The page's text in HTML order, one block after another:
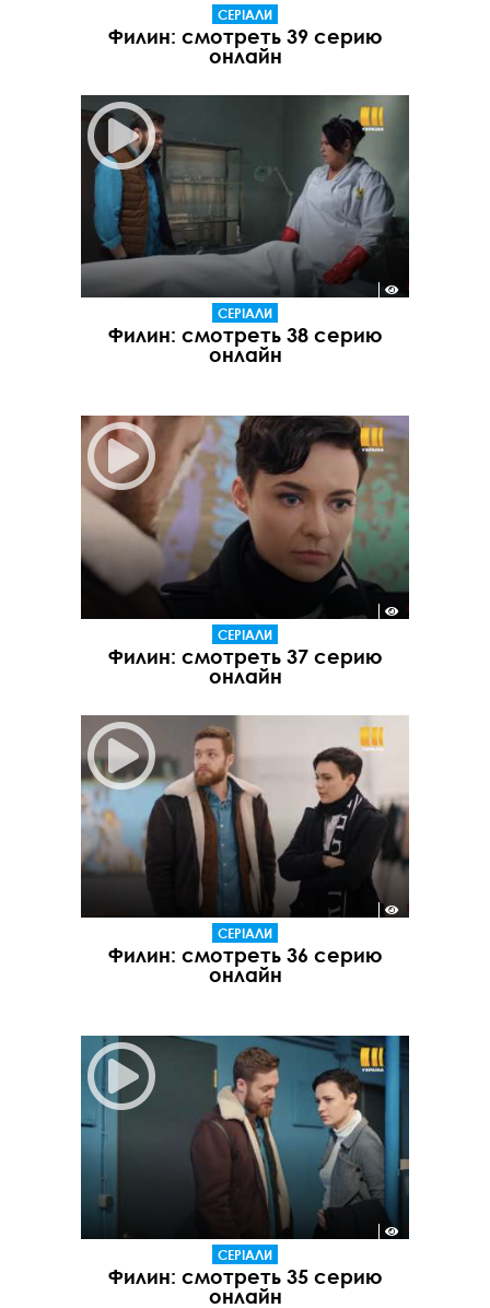
СЕРІАЛИ
Филин: смотреть 39 серию
онлайн
СЕРІАЛИ
Филин: смотреть 38 серию
онлайн
СЕРІАЛИ
Филин: смотреть 37 серию
онлайн
СЕРІАЛИ
Филин: смотреть 36 серию
онлайн
СЕРІАЛИ
Филин: смотреть 35 серию
онлайн